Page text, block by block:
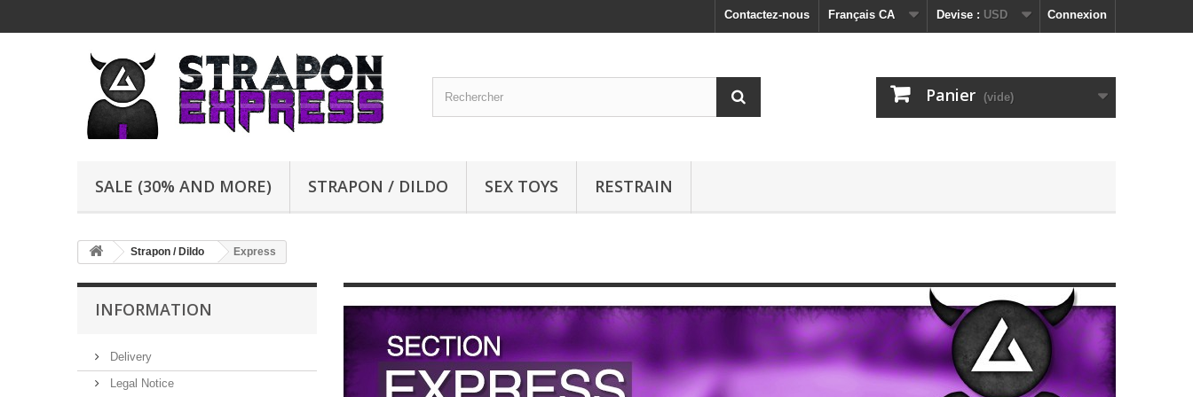
Connexion
Devise : USD
Français CA
Contactez-nous
Panier (vide)
SALE (30% AND MORE) STRAPON / DILDO SEX TOYS RESTRAIN
Strapon / Dildo Express
INFORMATION
Delivery
Legal Notice